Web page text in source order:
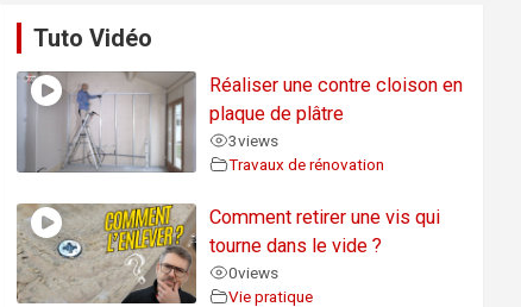
Tuto Vidéo
Réaliser une contre cloison en
plaque de plâtre
3views
Travaux de rénovation
Comment retirer une vis qui
tourne dans le vide ?
0views
Vie pratique